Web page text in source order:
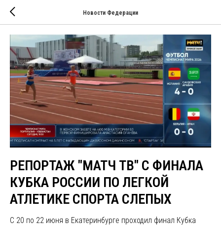
Новости Федерации
РЕПОРТАЖ "МАТЧ ТВ" С ФИНАЛА
КУБКА РОССИИ ПО ЛЕГКОЙ
АТЛЕТИКЕ СПОРТА СЛЕПЫХ
С 20 по 22 июня в Екатеринбурге проходил финал Кубка